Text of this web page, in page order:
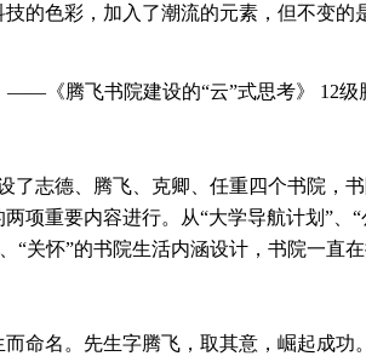
的色彩，加入了潮流的元素，但不变的
——《腾飞书院建设的“云”式思考》 12级
了志德、腾飞、克卿、任重四个书院，
项重要内容进行。从“大学导航计划”、
“关怀”的书院生活内涵设计，书院一直
命名。先生字腾飞，取其意，崛起成功